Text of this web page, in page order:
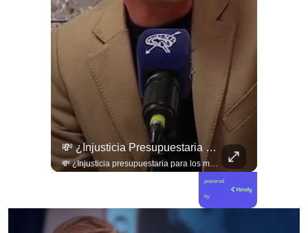
💸 ¿Injusticia Presupuestaria Para Los Municipios Golpeados?
💸 ¿Injusticia presupuestaria para los municipios golpeados? El alcalde de Coquimbo apunta a los costos de la megarreforma. 🇨🇱🏛️ En este capítulo de Sentido Común, el jefe comunal Alí Manouchehri cuestiona duramente el impacto de la megarreforma aprobada en el Congreso y la falta de fondos de reconstrucción inmediata para la Región de Coquimbo. Manouchehri denuncia que los mecanismos de compensación municipal terminan favoreciendo a las comunas de mayores ingresos en lugar de inyectar recursos frescos a los territorios devastados por la emergencia. Una postura crítica que expone cómo las negociaciones políticas del nivel central están postergando el financiamiento directo a los municipios que hoy deben asumir solos el costo de levantar a sus comunidades. 🎙️⚠️ 🎥 Revisa la entrevista completa y la dura advertencia sobre la descentralización en nuestro canal de YouTube. 🔗 Ve al enlace en nuestra biografía, suscríbete para sumarte a la comunidad y déjanos tu opinión en los comentarios: ¿deberían priorizarse los fondos de reconstrucción para las comunas afectadas? 💬👇🏼
powered
by